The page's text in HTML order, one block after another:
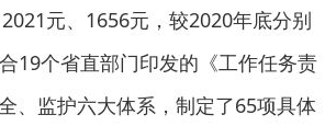
元、1656元，较2020年底分别
19个省直部门印发的《工作任务责
、监护六大体系，制定了65项具体